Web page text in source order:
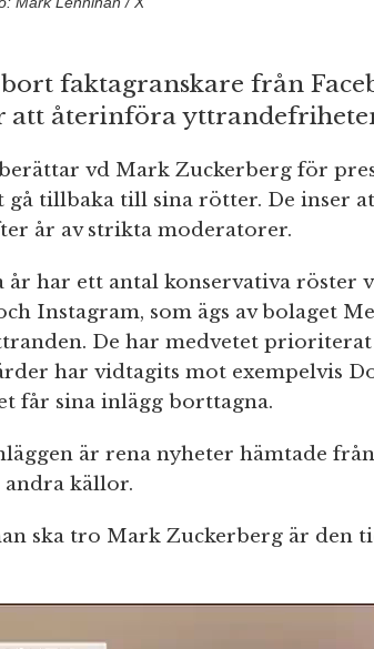
faktagranskare från
att återinföra
vd Mark Zuckerberg för
gå tillbaka till sina rötter. De inser
år av strikta moderatorer.
år har ett antal konservativa röster
Instagram, som ägs av bolaget
De har medvetet
har vidtagits mot exempelvis
får sina inlägg borttagna.
är rena nyheter hämtade
andra källor.
ska tro Mark Zuckerberg är den